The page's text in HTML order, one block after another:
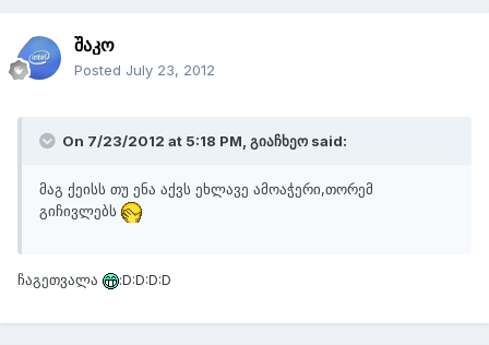
შაკო
Posted July 23, 2012
On 7/23/2012 at 5:18 PM, გიაჩხეო said:
მაგ ქეისს თუ ენა აქვს ეხლავე ამოაჭერი,თორემ
გიჩივლებს
ჩაგეთვალა :D:D:D:D